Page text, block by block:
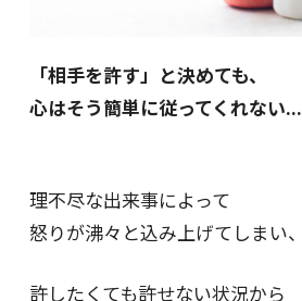
「相手を許す」と決めても、
心はそう簡単に従ってくれない...
理不尽な出来事によって
怒りが沸々と込み上げてしまい、
許したくても許せない状況から